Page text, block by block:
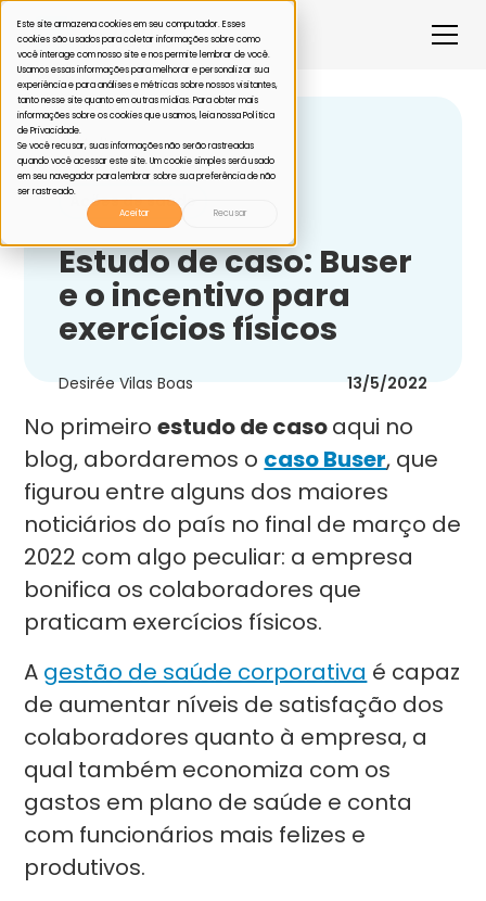
Este site armazena cookies em seu computador. Esses
cookies são usados para coletar informações sobre como
você interage com nosso site e nos permite lembrar de você.
Usamos essas informações para melhorar e personalizar sua
experiência e para análises e métricas sobre nossos visitantes,
tanto nesse site quanto em outras mídias. Para obter mais
informações sobre os cookies que usamos, leia nossa Política
de Privacidade.
Se você recusar, suas informações não serão rastreadas
quando você acessar este site. Um cookie simples será usado
em seu navegador para lembrar sobre sua preferência de não
ser rastreado.
Aceitar
Recusar
Voltar
Ações de saúde
Estudo de caso: Buser
e o incentivo para
exercícios físicos
Desirée Vilas Boas 13/5/2022
No primeiroestudo de casoaqui no
blog, abordaremos o caso Buser, que
figurou entre alguns dos maiores
noticiários do país no final de março de
2022 com algo peculiar: a empresa
bonifica os colaboradores que
praticam exercícios físicos.
A gestão de saúde corporativa é capaz
de aumentar níveis de satisfação dos
colaboradores quanto à empresa, a
qual também economiza com os
gastos em plano de saúde e conta
com funcionários mais felizes e
produtivos.